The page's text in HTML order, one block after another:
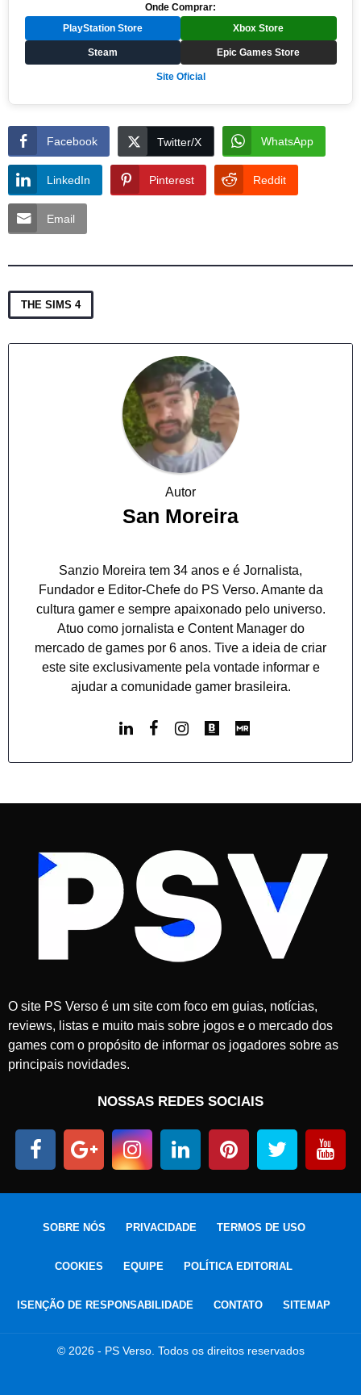
Onde Comprar:
PlayStation Store Xbox Store
Steam Epic Games Store
Site Oficial
Facebook Twitter/X WhatsApp
LinkedIn Pinterest Reddit
Email
THE SIMS 4
Autor
San Moreira
Sanzio Moreira tem 34 anos e é Jornalista,
Fundador e Editor-Chefe do PS Verso. Amante da
cultura gamer e sempre apaixonado pelo universo.
Atuo como jornalista e Content Manager do
mercado de games por 6 anos. Tive a ideia de criar
este site exclusivamente pela vontade informar e
ajudar a comunidade gamer brasileira.
O site PS Verso é um site com foco em guias, notícias,
reviews, listas e muito mais sobre jogos e o mercado dos
games com o propósito de informar os jogadores sobre as
principais novidades.
NOSSAS REDES SOCIAIS
SOBRE NÓS PRIVACIDADE TERMOS DE USO
COOKIES EQUIPE POLÍTICA EDITORIAL
ISENÇÃO DE RESPONSABILIDADE CONTATO SITEMAP
© 2026 - PS Verso. Todos os direitos reservados